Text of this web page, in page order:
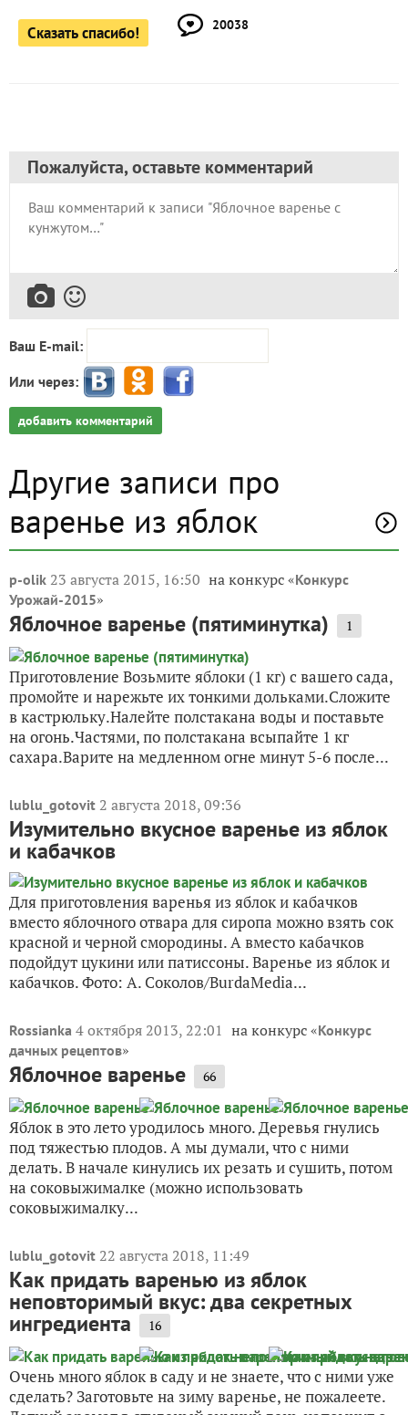
Сказать спасибо! 20038
Пожалуйста, оставьте комментарий
Ваш E-mail:
Или через:
добавить комментарий
Другие записи про
варенье из яблок
p-olik 23 августа 2015, 16:50 на конкурс «Конкурс
Урожай-2015»
Яблочное варенье (пятиминутка) 1
Приготовление Возьмите яблоки (1 кг) с вашего сада,
промойте и нарежьте их тонкими дольками.Сложите
в кастрюльку.Налейте полстакана воды и поставьте
на огонь.Частями, по полстакана всыпайте 1 кг
сахара.Варите на медленном огне минут 5-6 после...
lublu_gotovit 2 августа 2018, 09:36
Изумительно вкусное варенье из яблок
и кабачков
Для приготовления варенья из яблок и кабачков
вместо яблочного отвара для сиропа можно взять сок
красной и черной смородины. А вместо кабачков
подойдут цукини или патиссоны. Варенье из яблок и
кабачков. Фото: А. Соколов/BurdaMedia...
Rossianka 4 октября 2013, 22:01 на конкурс «Конкурс
дачных рецептов»
Яблочное варенье 66
Яблок в это лето уродилось много. Деревья гнулись
под тяжестью плодов. А мы думали, что с ними
делать. В начале кинулись их резать и сушить, потом
на соковыжималке (можно использовать
соковыжималку...
lublu_gotovit 22 августа 2018, 11:49
Как придать варенью из яблок
неповторимый вкус: два секретных
ингредиента 16
Очень много яблок в саду и не знаете, что с ними уже
сделать? Заготовьте на зиму варенье, не пожалеете.